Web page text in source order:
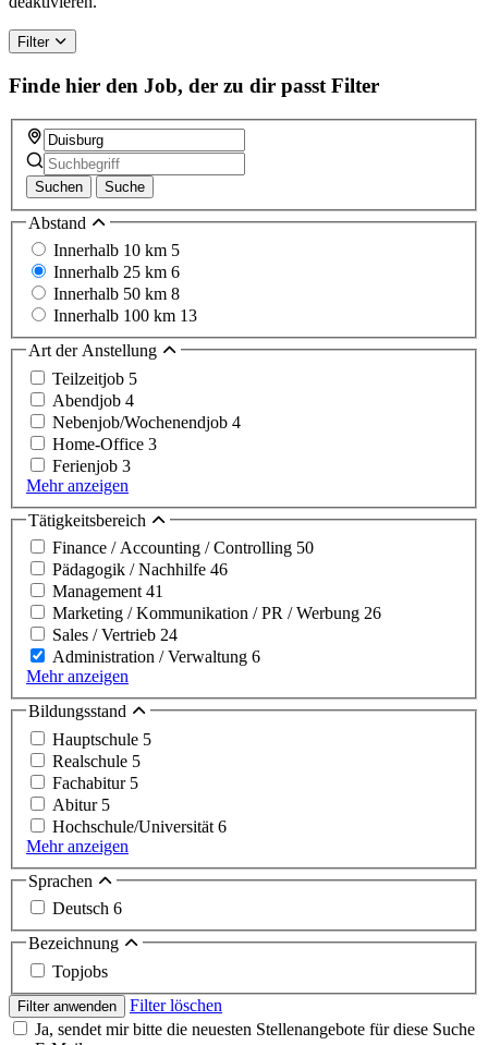
Filter
Finde hier den Job, der zu dir passt Filter
Suchen Suche
Abstand
Innerhalb 10 km 5
Innerhalb 25 km 6
Innerhalb 50 km 8
Innerhalb 100 km 13
Art der Anstellung
Teilzeitjob 5
Abendjob 4
Nebenjob/Wochenendjob 4
Home-Office 3
Ferienjob 3
Mehr anzeigen
Tätigkeitsbereich
Finance / Accounting / Controlling 50
Pädagogik / Nachhilfe 46
Management 41
Marketing / Kommunikation / PR / Werbung 26
Sales / Vertrieb 24
Administration / Verwaltung 6
Mehr anzeigen
Bildungsstand
Hauptschule 5
Realschule 5
Fachabitur 5
Abitur 5
Hochschule/Universität 6
Mehr anzeigen
Sprachen
Deutsch 6
Bezeichnung
Topjobs
Filter anwenden
Filter löschen
Ja, sendet mir bitte die neuesten Stellenangebote für diese Suche